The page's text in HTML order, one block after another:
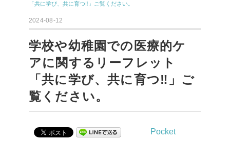
「共に学び、共に育つ‼」ご覧ください。
2024-08-12
学校や幼稚園での医療的ケ
アに関するリーフレット
「共に学び、共に育つ‼」ご
覧ください。
Pocket